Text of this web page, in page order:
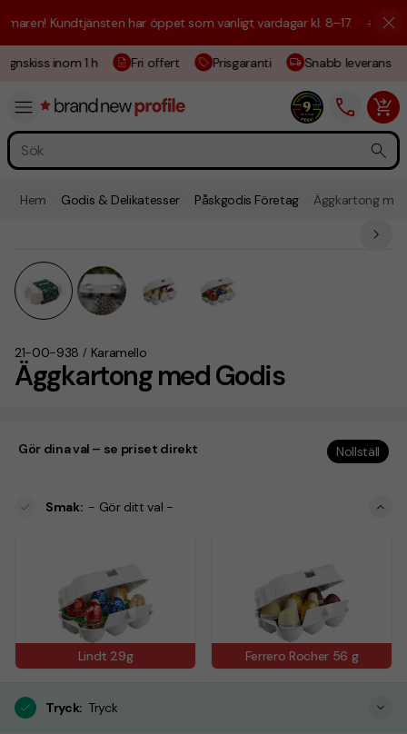
Kundtjänsten har öppet som vanligt vardagar kl. 8–17. ☀️ Vi är här
inom 1 h Fri offert Prisgaranti Snabb leverans
Hem Godis & Delikatesser Påskgodis Företag Äggkartong
Äggkartong med Godis
21-00-938 / Karamello
Gör dina val – se priset direkt Nollställ
Smak: - Gör ditt val -
Lindt 29g Ferrero Rocher 56 g
Tryck: Tryck